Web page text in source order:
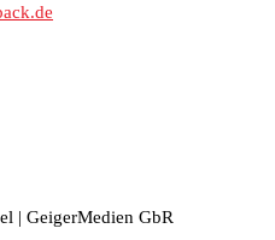
| GeigerMedien GbR